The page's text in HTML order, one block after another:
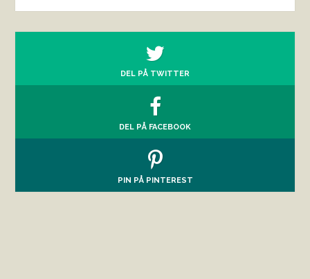
DEL PÅ TWITTER
DEL PÅ FACEBOOK
PIN PÅ PINTEREST